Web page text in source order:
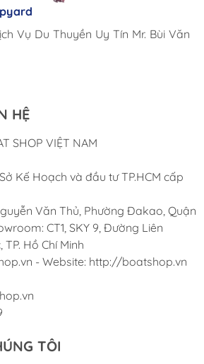
Vụ Du Thuyền Uy Tín Mr. Bùi Văn
nhanh chóng chuyên nghiệp
những sản phẩm tốt ngay tại Việt
HỆ
SHOP VIỆT NAM
Sở Kế Hoạch và đầu tư TP.HCM cấp
Văn Thủ, Phường Đakao, Quận
CT1, SKY 9, Đường Liên
Hồ Chí Minh
- Website: http://boatshop.vn
TÔI